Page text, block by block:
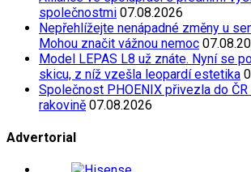
společnostmi 07.08.2026
Nepřehlížejte nenápadné změny u
Mohou značit vážnou nemoc
Model LEPAS L8 už znáte. Nyní se
skicu, z níž vzešla leopardí estetika
Společnost PHOENIX přivezla do
rakovině 07.08.2026
Advertorial